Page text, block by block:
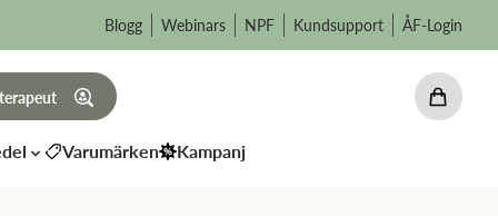
Blogg Webinars NPF Kundsupport ÅF-Login
Varumärken Kampanj